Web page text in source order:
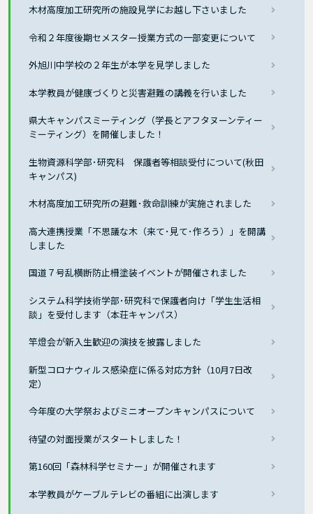
木材高度加工研究所の施設見学にお越し下さいました
令和２年度後期セメスター授業方式の一部変更について
外旭川中学校の２年生が本学を見学しました
本学教員が健康づくりと災害避難の講義を行いました
県大キャンパスミーティング（学長とアフタヌーンティー
ミーティング）を開催しました！
生物資源科学部･研究科 保護者等相談受付について(秋田
キャンパス)
木材高度加工研究所の避難･救命訓練が実施されました
高大連携授業「不思議な木（来て･見て･作ろう）」を開講
しました
国道７号乱横断防止柵塗装イベントが開催されました
システム科学技術学部･研究科で保護者向け「学生生活相
談」を受付します（本荘キャンパス）
竿燈会が新入生歓迎の演技を披露しました
新型コロナウィルス感染症に係る対応方針（10月7日改
定）
今年度の大学祭およびミニオープンキャンパスについて
待望の対面授業がスタートしました！
第160回「森林科学セミナー」が開催されます
本学教員がケーブルテレビの番組に出演します